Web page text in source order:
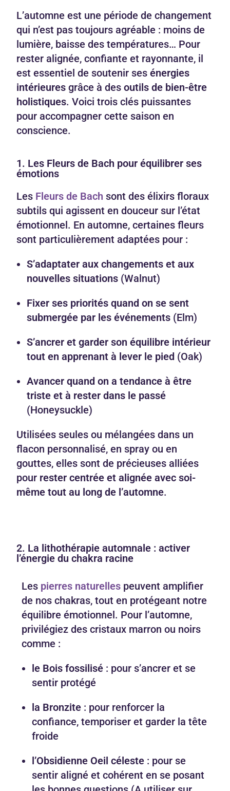
L’automne est une période de changement
qui n’est pas toujours agréable : moins de
lumière, baisse des températures… Pour
rester alignée, confiante et rayonnante, il
est essentiel de soutenir sesénergies
intérieures grâce à desoutils de bien-être
holistiques. Voici trois clés puissantes
pour accompagner cette saison en
conscience.
1. Les Fleurs de Bach pour équilibrer ses
émotions
Les Fleurs de Bach sont des élixirs floraux
subtils qui agissent en douceur sur l’état
émotionnel. En automne, certaines fleurs
sont particulièrement adaptées pour :
S’adaptater aux changements et aux
nouvelles situations (Walnut)
Fixer ses priorités quand on se sent
submergée par les événements (Elm)
S’ancrer et garder son équilibre intérieur
tout en apprenant à lever le pied (Oak)
Avancer quand on a tendance à être
triste et à rester dans le passé
(Honeysuckle)
Utilisées seules ou mélangées dans un
flacon personnalisé, en spray ou en
gouttes, elles sont de précieuses alliées
pour rester centrée et alignée avec soi-
même tout au long de l’automne.
2. La lithothérapie automnale : activer
l’énergie du chakra racine
Les pierres naturelles peuvent amplifier
de nos chakras, tout en protégeant notre
équilibre émotionnel. Pour l’automne,
privilégiez des cristaux marron ou noirs
comme :
le Bois fossilisé : pour s’ancrer et se
sentir protégé
la Bronzite : pour renforcer la
confiance, temporiser et garder la tête
froide
l’Obsidienne Oeil céleste : pour se
sentir aligné et cohérent en se posant